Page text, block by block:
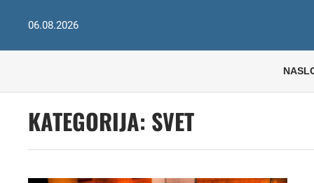
06.08.2026
KATEGORIJA: SVET